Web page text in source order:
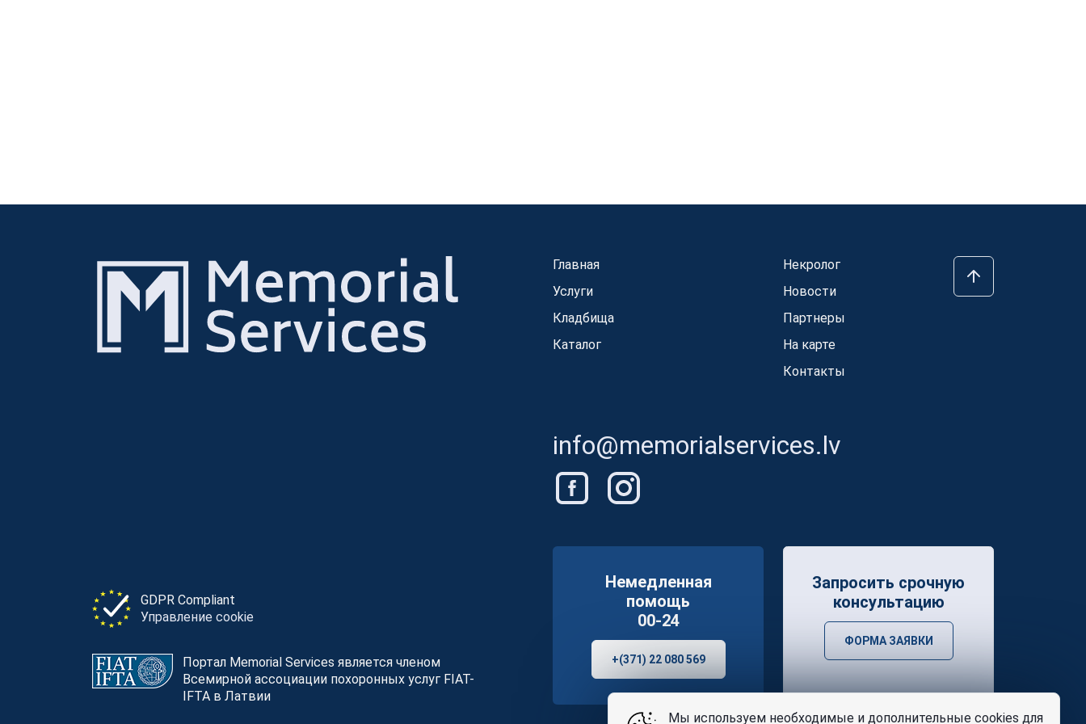
Главная
Услуги
Кладбища
Каталог
Некролог
Новости
Партнеры
На карте
Контакты
info@memorialservices.lv
GDPR Compliant
Управление cookie
Портал Memorial Services является членом
Всемирной ассоциации похоронных услуг FIAT-
IFTA в Латвии
Немедленная
помощь
00-24
+(371) 22 080 569
Запросить срочную
консультацию
ФОРМА ЗАЯВКИ
Мы используем необходимые и дополнительные cookies для